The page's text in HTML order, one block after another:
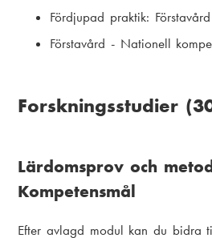
Fördjupad praktik:
Förstavård - Nationell
Forskningsstudier
Lärdomsprov och
Kompetensmål
Efter avlagd modul kan du bidra